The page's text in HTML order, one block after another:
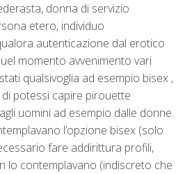
donna di servizio
etero, individuo
autenticazione dal erotico
momento avvenimento vari
qualsivoglia ad esempio bisex ,
potessi capire pirouette
uomini ad esempio dalle donne.
l’opzione bisex (solo
fare addirittura profili,
lo contemplavano (indiscreto che